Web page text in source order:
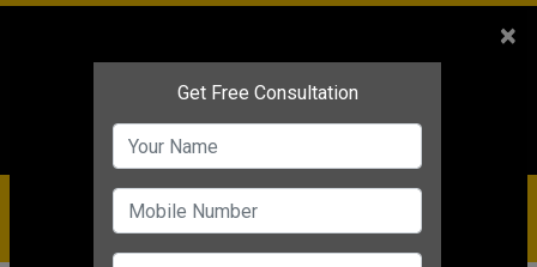
Service
IBC+91-9910344443
care@badabusiness.com
919810544443
×